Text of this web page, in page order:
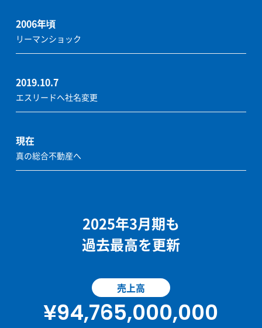
2006年頃
リーマンショック
2019.10.7
エスリードへ社名変更
現在
真の総合不動産へ
2025年3月期も
過去最高を更新
売上高
¥94,765,000,000